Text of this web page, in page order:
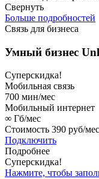
Свернуть
Больше подробностей
Связь для бизнеса
Умный бизнес
Суперскидка!
Мобильная связь
700 мин/мес
Мобильный интернет
∞ Гб/мес
Стоимость 390 руб/мес
Подключить
Подробнее
Суперскидка!
Нажмите, чтобы